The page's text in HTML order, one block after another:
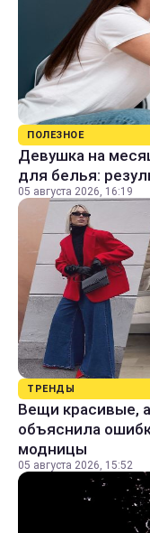
ПОЛЕЗНОЕ
Девушка на
для белья:
05 августа 2026, 16:19
ТРЕНДЫ
Вещи красивые,
объяснила
модницы
05 августа 2026, 15:52